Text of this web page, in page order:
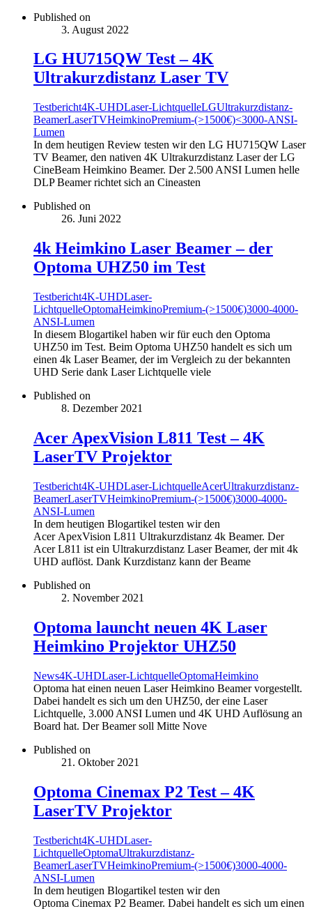
Published on
3. August 2022
LG HU715QW Test – 4K
Ultrakurzdistanz Laser TV
Testbericht4K-UHDLaser-LichtquelleLGUltrakurzdistanz-
BeamerLaserTVHeimkinoPremium-(>1500€)<3000-ANSI-
Lumen
In dem heutigen Review testen wir den LG HU715QW Laser
TV Beamer, den nativen 4K Ultrakurzdistanz Laser der LG
CineBeam Heimkino Beamer. Der 2.500 ANSI Lumen helle
DLP Beamer richtet sich an Cineasten
Published on
26. Juni 2022
4k Heimkino Laser Beamer – der
Optoma UHZ50 im Test
Testbericht4K-UHDLaser-
LichtquelleOptomaHeimkinoPremium-(>1500€)3000-4000-
ANSI-Lumen
In diesem Blogartikel haben wir für euch den Optoma
UHZ50 im Test. Beim Optoma UHZ50 handelt es sich um
einen 4k Laser Beamer, der im Vergleich zu der bekannten
UHD Serie dank Laser Lichtquelle viele
Published on
8. Dezember 2021
Acer ApexVision L811 Test – 4K
LaserTV Projektor
Testbericht4K-UHDLaser-LichtquelleAcerUltrakurzdistanz-
BeamerLaserTVHeimkinoPremium-(>1500€)3000-4000-
ANSI-Lumen
In dem heutigen Blogartikel testen wir den
Acer ApexVision L811 Ultrakurzdistanz 4k Beamer. Der
Acer L811 ist ein Ultrakurzdistanz Laser Beamer, der mit 4k
UHD auflöst. Dank Kurzdistanz kann der Beame
Published on
2. November 2021
Optoma launcht neuen 4K Laser
Heimkino Projektor UHZ50
News4K-UHDLaser-LichtquelleOptomaHeimkino
Optoma hat einen neuen Laser Heimkino Beamer vorgestellt.
Dabei handelt es sich um den UHZ50, der eine Laser
Lichtquelle, 3.000 ANSI Lumen und 4K UHD Auflösung an
Board hat. Der Beamer soll Mitte Nove
Published on
21. Oktober 2021
Optoma Cinemax P2 Test – 4K
LaserTV Projektor
Testbericht4K-UHDLaser-
LichtquelleOptomaUltrakurzdistanz-
BeamerLaserTVHeimkinoPremium-(>1500€)3000-4000-
ANSI-Lumen
In dem heutigen Blogartikel testen wir den
Optoma Cinemax P2 Beamer. Dabei handelt es sich um einen